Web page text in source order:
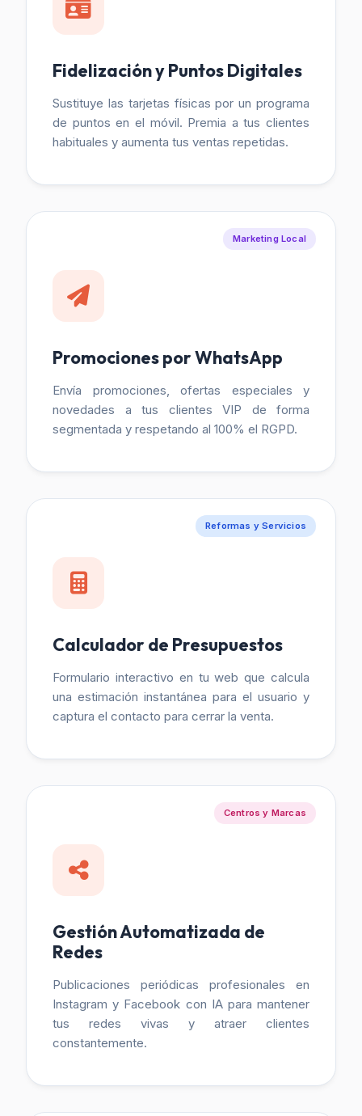
Fidelización y Puntos Digitales
Sustituye las tarjetas físicas por un programa
de puntos en el móvil. Premia a tus clientes
habituales y aumenta tus ventas repetidas.
Marketing Local
Promociones por WhatsApp
Envía promociones, ofertas especiales y
novedades a tus clientes VIP de forma
segmentada y respetando al 100% el RGPD.
Reformas y Servicios
Calculador de Presupuestos
Formulario interactivo en tu web que calcula
una estimación instantánea para el usuario y
captura el contacto para cerrar la venta.
Centros y Marcas
Gestión Automatizada de
Redes
Publicaciones periódicas profesionales en
Instagram y Facebook con IA para mantener
tus redes vivas y atraer clientes
constantemente.